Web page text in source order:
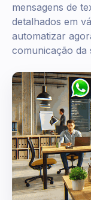
mensagens de
detalhados em
automatizar
comunicação da